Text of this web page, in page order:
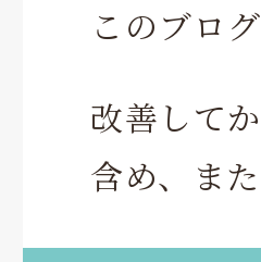
このブロ
改善して
含め、ま